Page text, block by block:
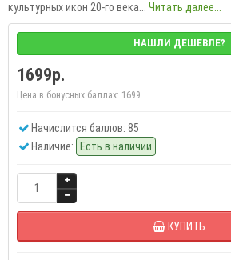
культурных икон 20-го века... Читать далее...
НАШЛИ ДЕШЕВЛЕ?
1699р.
Цена в бонусных баллах: 1699
Начислится баллов: 85
Наличие:
Есть в наличии
КУПИТЬ